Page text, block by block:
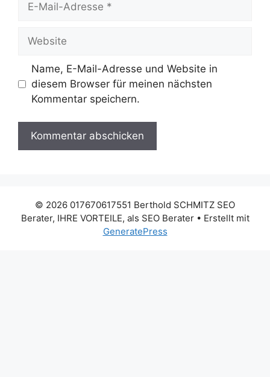
Mail-
Name, E-Mail-Adresse und Website in
diesem Browser für meinen nächsten
Kommentar speichern.
© 2026 017670617551 Berthold SCHMITZ SEO
Berater, IHRE VORTEILE, als SEO Berater• Erstellt mit
GeneratePress